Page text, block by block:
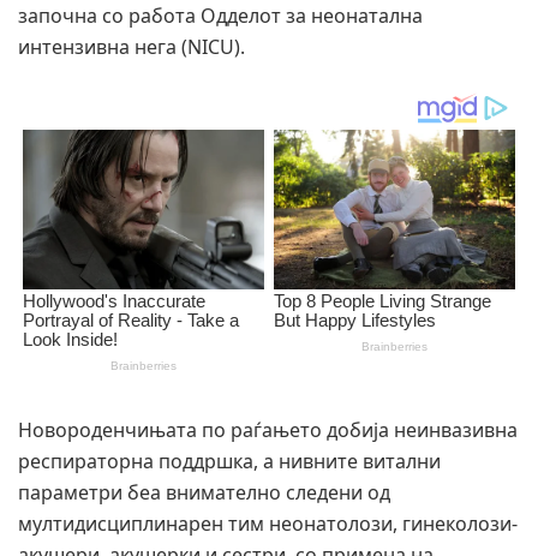
започна со работа Одделот за неонатална
интензивна нега (NICU).
Новороденчињата по раѓањето добија неинвазивна
респираторна поддршка, а нивните витални
параметри беа внимателно следени од
мултидисциплинарен тим неонатолози, гинеколози-